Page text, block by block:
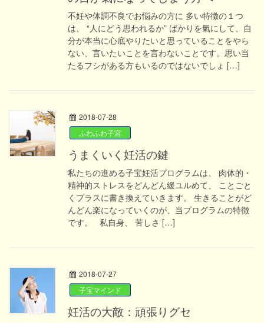
不妊や体調不良でお悩みの方に 多い特徴の１つ
は、 “人にどう思われるか” ばかりを氣にして、自
分が本当に心底やりたいと思っていることをやら
ない、言いたいことを言わないことです。思い当
たるフシがある方もいるのではないでしょ […]
2018-07-28
ふわふわ子宮
うまくいく妊活の鍵
私たちの進める子宝妊活プログラムは、 肉体的・
精神的ストレスをどんどん緩ユルめて、 ことごと
くプラスに書き換えていきます。 生きることがど
んどん楽になっていくのが、当プログラムの特徴
です。 私自身、 苦しさ […]
2018-07-27
子宝マインド
妊活の大敵：頑張りグセ